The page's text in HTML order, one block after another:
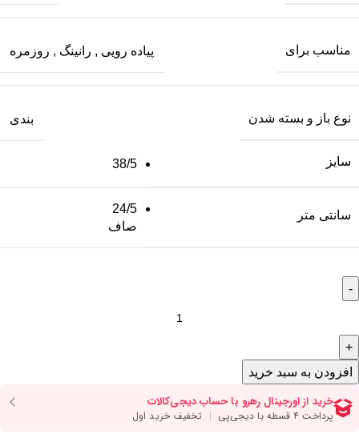
مناسب برای پیاده رویی , رانینگ , روزمره
نوع باز و بسته شدن بندی
سایز 38/5
سانتی متر
24/5
صاف
افزودن به سبد خرید